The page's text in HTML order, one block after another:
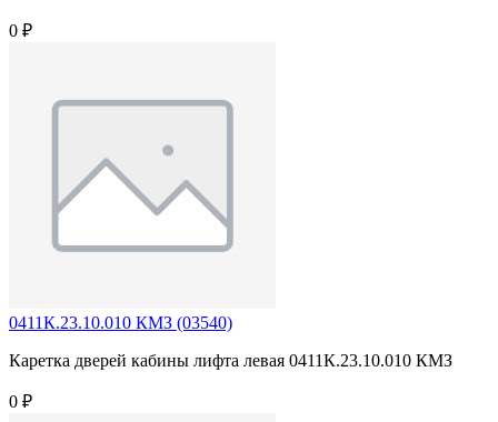
0 ₽
0411К.23.10.010 КМЗ (03540)
Каретка дверей кабины лифта левая 0411К.23.10.010 КМЗ
0 ₽